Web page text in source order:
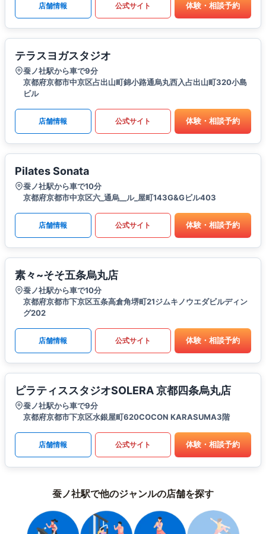
店舗情報 公式サイト 体験・相談予約
テラスヨガスタジオ
蚕ノ社駅から車で9分
京都府京都市中京区占出山町錦小路通烏丸西入占出山町320小島
ビル
店舗情報 公式サイト 体験・相談予約
Pilates Sonata
蚕ノ社駅から車で10分
京都府京都市中京区六_通烏__ル_屋町143G&Gビル403
店舗情報 公式サイト 体験・相談予約
素々~そそ五条烏丸店
蚕ノ社駅から車で10分
京都府京都市下京区五条高倉角堺町21ジムキノウエダビルディン
グ202
店舗情報 公式サイト 体験・相談予約
ピラティススタジオSOLERA 京都四条烏丸店
蚕ノ社駅から車で9分
京都府京都市下京区水銀屋町620COCON KARASUMA3階
店舗情報 公式サイト 体験・相談予約
蚕ノ社駅で他のジャンルの店舗を探す